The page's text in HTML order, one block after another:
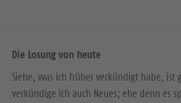
Die Losung von heute
Siehe, was ich früher verkündigt habe, ist
verkündige ich auch Neues; ehe denn es